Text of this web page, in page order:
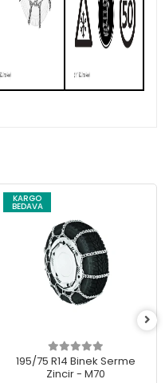
KARGO
BEDAVA
195/75 R14 Binek Serme
Zincir - M70